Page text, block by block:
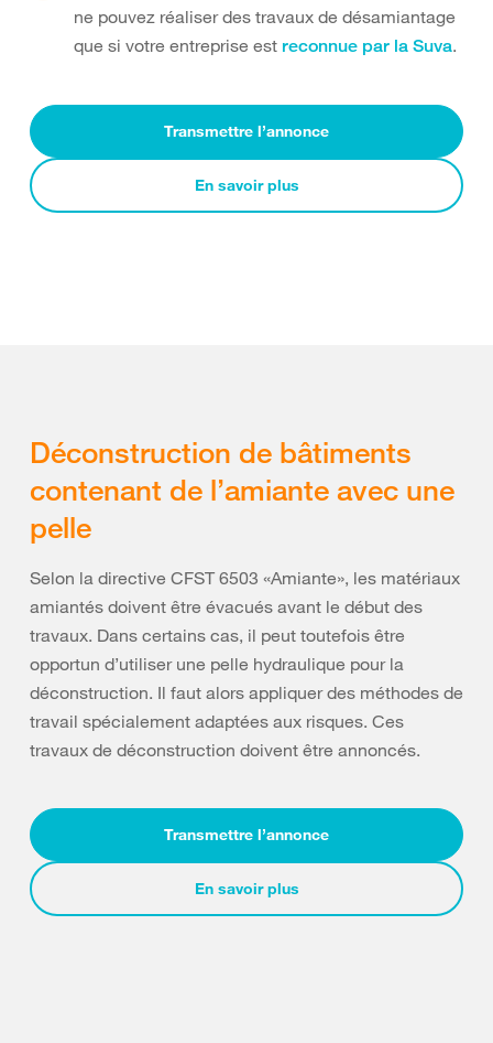
ne pouvez réaliser des travaux de désamiantage
que si votre entreprise est reconnue par la Suva.
Transmettre l’annonce
En savoir plus
Déconstruction de bâtiments
contenant de l’amiante avec une
pelle
Selon la directive CFST 6503 «Amiante», les matériaux
amiantés doivent être évacués avant le début des
travaux. Dans certains cas, il peut toutefois être
opportun d’utiliser une pelle hydraulique pour la
déconstruction. Il faut alors appliquer des méthodes de
travail spécialement adaptées aux risques. Ces
travaux de déconstruction doivent être annoncés.
Transmettre l’annonce
En savoir plus